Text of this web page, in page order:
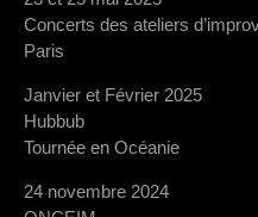
Concerts des ateliers
Paris
Janvier et Février 2025
Hubbub
Tournée en Océanie
24 novembre 2024